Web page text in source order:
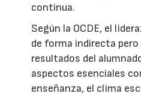
continua.
Según la OCDE, el
de forma indirecta
resultados del
aspectos esenciales
enseñanza, el clima